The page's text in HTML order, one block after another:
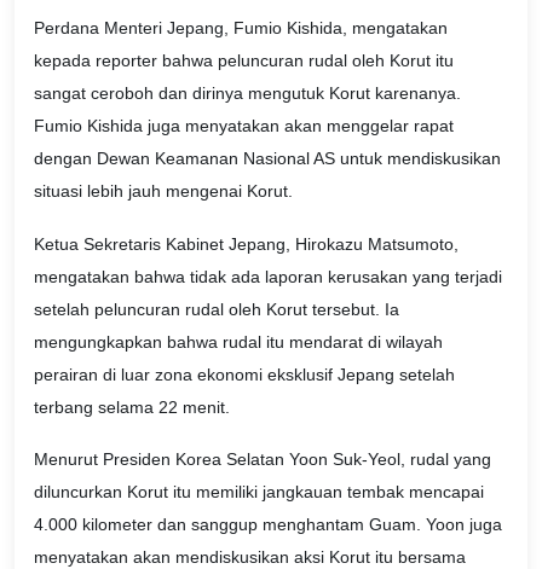
Perdana Menteri Jepang, Fumio Kishida, mengatakan
kepada reporter bahwa peluncuran rudal oleh Korut itu
sangat ceroboh dan dirinya mengutuk Korut karenanya.
Fumio Kishida juga menyatakan akan menggelar rapat
dengan Dewan Keamanan Nasional AS untuk mendiskusikan
situasi lebih jauh mengenai Korut.
Ketua Sekretaris Kabinet Jepang, Hirokazu Matsumoto,
mengatakan bahwa tidak ada laporan kerusakan yang terjadi
setelah peluncuran rudal oleh Korut tersebut. Ia
mengungkapkan bahwa rudal itu mendarat di wilayah
perairan di luar zona ekonomi eksklusif Jepang setelah
terbang selama 22 menit.
Menurut Presiden Korea Selatan Yoon Suk-Yeol, rudal yang
diluncurkan Korut itu memiliki jangkauan tembak mencapai
4.000 kilometer dan sanggup menghantam Guam. Yoon juga
menyatakan akan mendiskusikan aksi Korut itu bersama